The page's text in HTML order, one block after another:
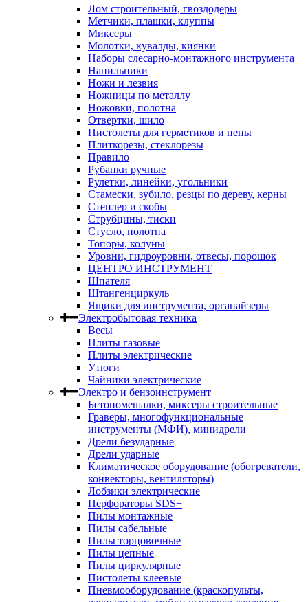
Лом строительный, гвоздодеры
Метчики, плашки, клуппы
Миксеры
Молотки, кувалды, киянки
Наборы слесарно-монтажного инструмента
Напильники
Ножи и лезвия
Ножницы по металлу
Ножовки, полотна
Отвертки, шило
Пистолеты для герметиков и пены
Плиткорезы, стеклорезы
Правило
Рубанки ручные
Рулетки, линейки, угольники
Стамески, зубило, резцы по дереву, керны
Степлер и скобы
Струбцины, тиски
Стусло, полотна
Топоры, колуны
Уровни, гидроуровни, отвесы, порошок
ЦЕНТРО ИНСТРУМЕНТ
Шпателя
Штангенциркуль
Ящики для инструмента, органайзеры
Электробытовая техника
Весы
Плиты газовые
Плиты электрические
Утюги
Чайники электрические
Электро и бензоинструмент
Бетономешалки, миксеры строительные
Граверы, многофункциональные
инструменты (МФИ), минидрели
Дрели безударные
Дрели ударные
Климатическое оборудование (обогреватели,
конвекторы, вентиляторы)
Лобзики электрические
Перфораторы SDS+
Пилы монтажные
Пилы сабельные
Пилы торцовочные
Пилы цепные
Пилы циркулярные
Пистолеты клеевые
Пневмооборудование (краскопульты,